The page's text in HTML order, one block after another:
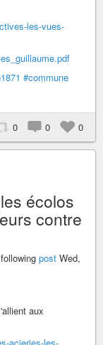
les-vues-
#commune
0 0 0
écolos
contre
post Wed,
aux